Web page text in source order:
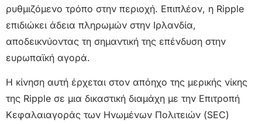
ρυθμιζόμενο τρόπο στην περιοχή. Επιπλέον, η Ripple
επιδιώκει άδεια πληρωμών στην Ιρλανδία,
αποδεικνύοντας τη σημαντική της επένδυση στην
ευρωπαϊκή αγορά.
Η κίνηση αυτή έρχεται στον απόηχο της μερικής νίκης
της Ripple σε μια δικαστική διαμάχη με την Επιτροπή
Κεφαλαιαγοράς των Ηνωμένων Πολιτειών (SEC)